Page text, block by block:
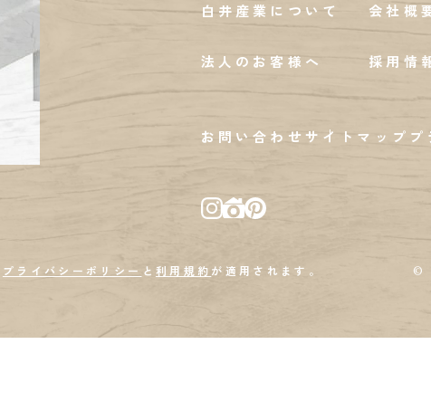
白井産業について
法人のお客様へ
会社概
採用情
お問い合わせサイトマップ
プライバシーポリシー と 利用規約 が適用されます。 ©